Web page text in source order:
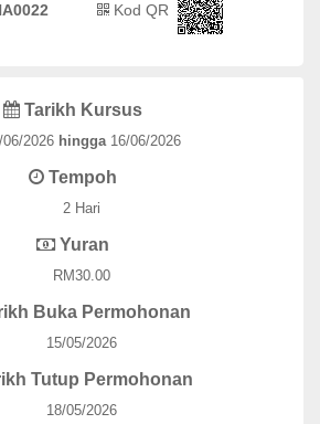
Kod QR
Tarikh Kursus
06/2026 hingga16/06/2026
Tempoh
2 Hari
Yuran
RM30.00
Buka Permohonan
15/05/2026
Tutup Permohonan
18/05/2026